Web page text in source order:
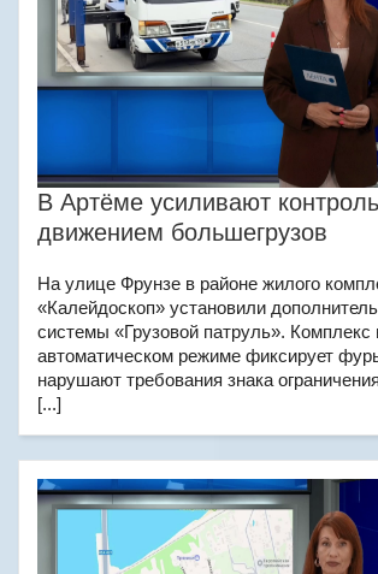
В Артёме усиливают
движением большегрузов
На улице Фрунзе в районе жилого
«Калейдоскоп» установили
системы «Грузовой патруль». Комплекс
автоматическом режиме фиксирует
нарушают требования знака
[...]